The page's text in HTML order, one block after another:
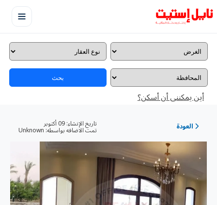
بحث
أين يمكننى أن أسكن؟
العودة تاريخ الإنشاء:
تمت الاضافه بواسطه: Unknown